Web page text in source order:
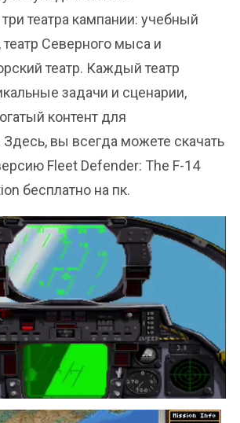
театра кампании: учебный
театр Северного мыса и
театр. Каждый театр
задачи и сценарии,
контент для
вы всегда можете скачать
Fleet Defender: The F-14
бесплатно на пк.